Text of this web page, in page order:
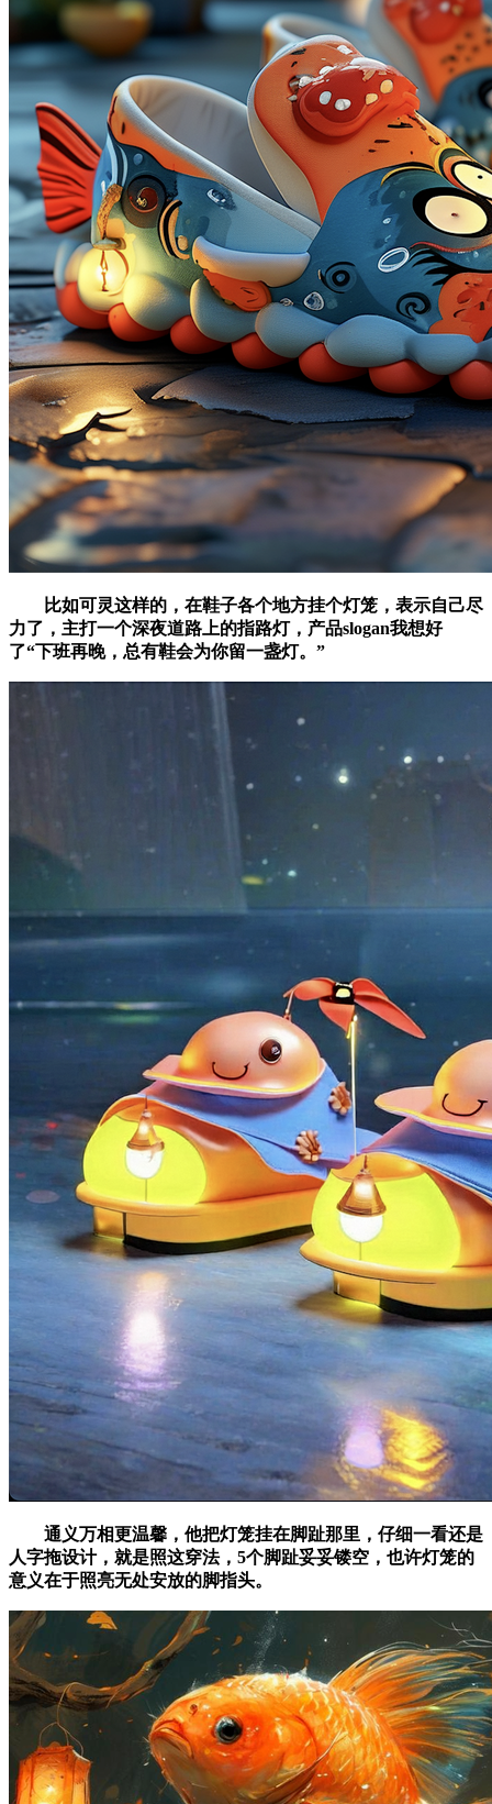
比如可灵这样的，在鞋子各个地方挂个灯笼，表示自己尽
力了，主打一个深夜道路上的指路灯，产品slogan我想好
了“下班再晚，总有鞋会为你留一盏灯。”
通义万相更温馨，他把灯笼挂在脚趾那里，仔细一看还是
人字拖设计，就是照这穿法，5个脚趾妥妥镂空，也许灯笼的
意义在于照亮无处安放的脚指头。